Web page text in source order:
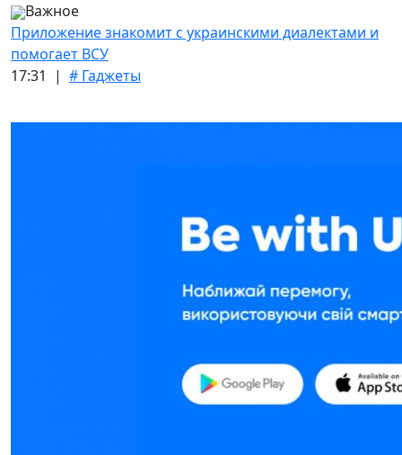
Важное
Приложение знакомит с украинскими диалектами и
помогает ВСУ
17:31 | # Гаджеты